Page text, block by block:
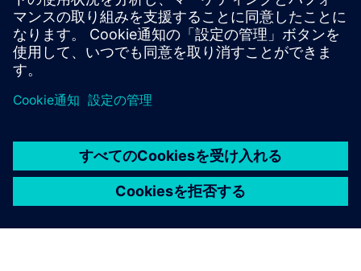
イ、制御機能を起動する機能などがあります。